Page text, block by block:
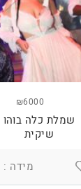
₪6000
שמלת כלה בוהו
שיקית
מידה : 38